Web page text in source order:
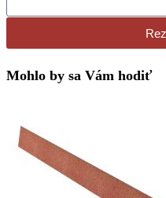
Mohlo by sa Vám hodiť